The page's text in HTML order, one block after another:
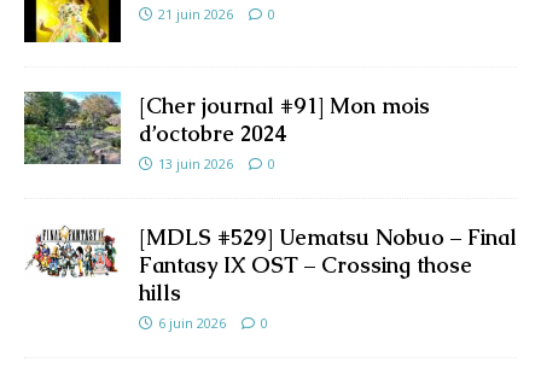
21 juin 2026 0
[Cher journal #91] Mon mois
d’octobre 2024
13 juin 2026 0
[MDLS #529] Uematsu Nobuo – Final
Fantasy IX OST – Crossing those
hills
6 juin 2026 0